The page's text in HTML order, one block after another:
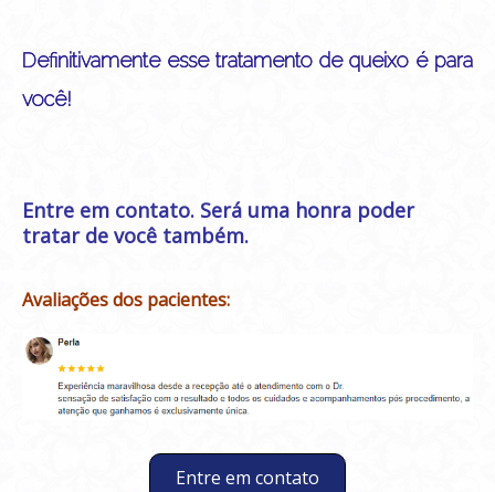
Definitivamente esse tratamento de queixo é para
você!
Entre em contato. Será uma honra poder
tratar de você também.
Avaliações dos pacientes:
Entre em contato